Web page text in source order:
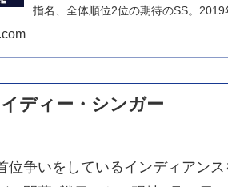
指名、全体順位2位の期待のSS。2019
ディー・シンガー
争いをしているインディアン